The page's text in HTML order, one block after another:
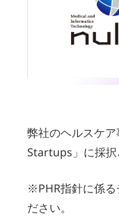
弊社のヘルスケ
Startups」に採
※PHR指針に係
ださい。